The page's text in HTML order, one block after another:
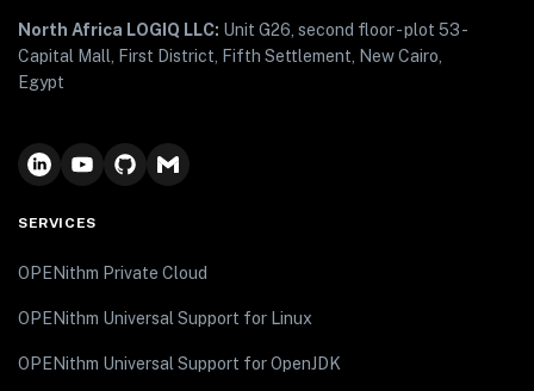
North Africa LOGIQ LLC: Unit G26, second floor - plot 53 -
Capital Mall, First District, Fifth Settlement, New Cairo,
Egypt
SERVICES
OPENithm Private Cloud
OPENithm Universal Support for Linux
OPENithm Universal Support for OpenJDK